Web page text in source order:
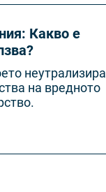
Какво е
неутрализира
на вредното